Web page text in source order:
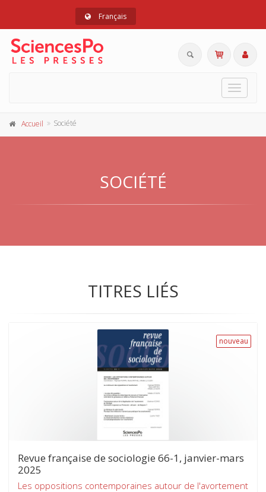
Français
Toggle
Accueil Société
SOCIÉTÉ
TITRES LIÉS
nouveau
Revue française de sociologie 66-1, janvier-mars
2025
Les oppositions contemporaines autour de l'avortement